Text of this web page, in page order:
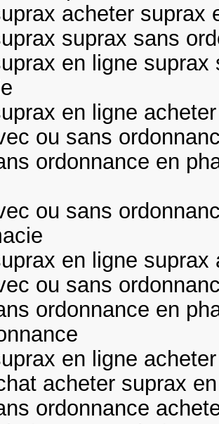
acheter suprax
suprax sans
en ligne suprax
en ligne
ou sans
ordonnance en
ou sans
en ligne
ou sans
ordonnance en
en ligne
acheter suprax
ordonnance